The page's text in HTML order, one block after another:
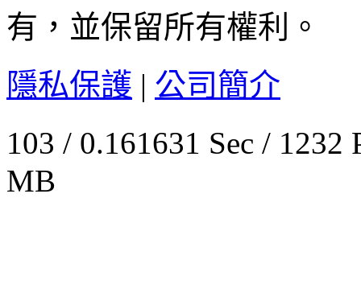
有，並保留所有權利。
隱私保護 | 公司簡介
103 / 0.161631 Sec /
MB